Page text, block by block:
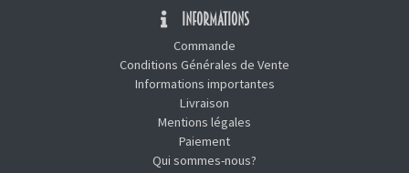
INFORMATIONS
Commande
Conditions Générales de Vente
Informations importantes
Livraison
Mentions légales
Paiement
Qui sommes-nous?